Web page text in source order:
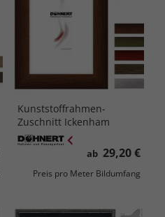
Kunststoffrahmen-
Zuschnitt Ickenham
ab 29,20 €
Preis pro Meter Bildumfang